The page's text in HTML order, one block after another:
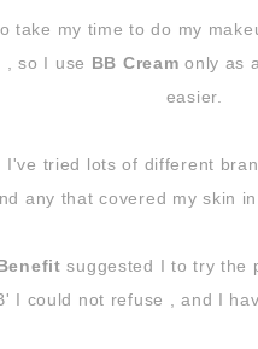
take my time to do my
, so I use BB Cream only as
easier.
tried lots of different
any that covered my skin
suggested I to try the
I could not refuse , and I